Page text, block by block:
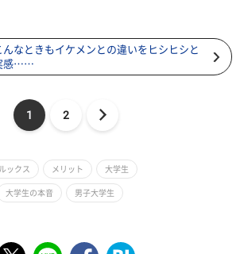
んなときもイケメンとの違いをヒシヒシと
感……
1 2
ルックス メリット 大学生
大学生の本音 男子大学生